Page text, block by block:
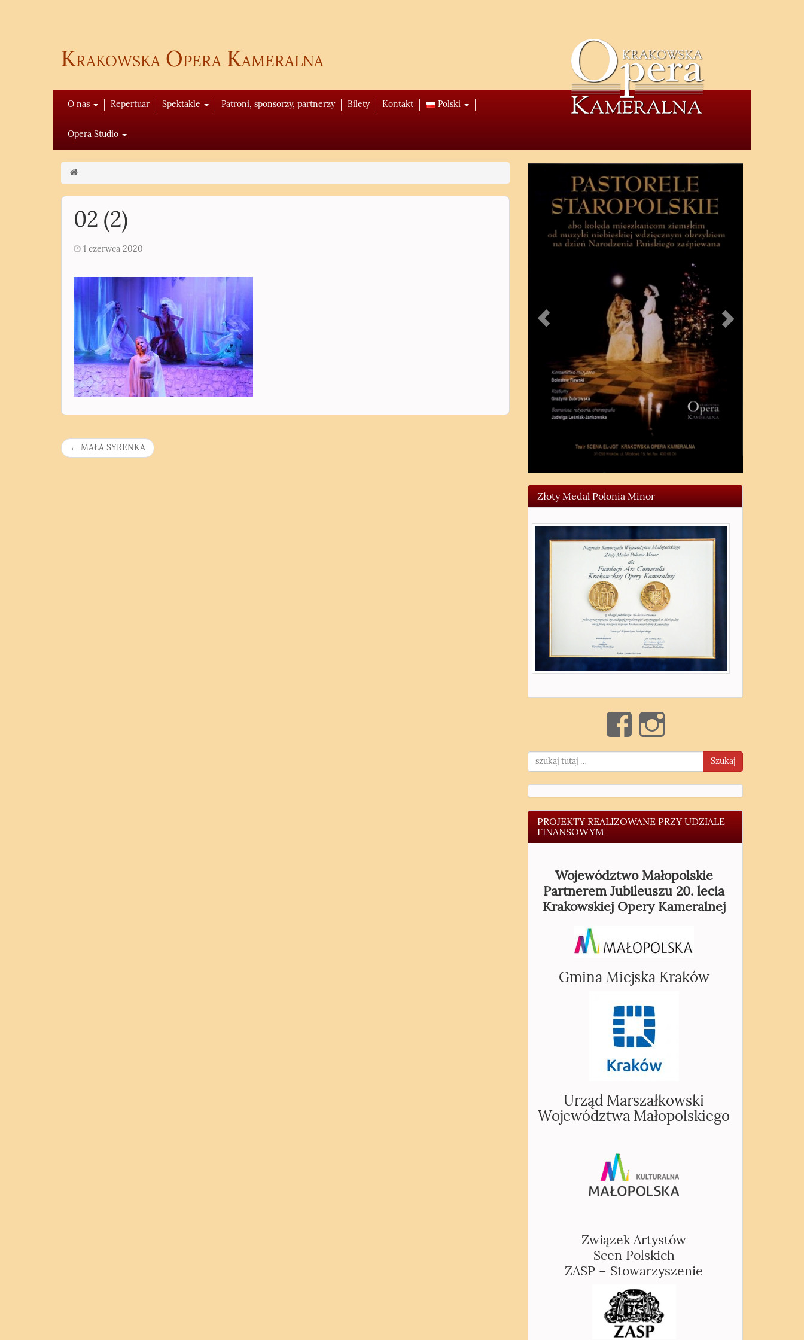
Krakowska Opera Kameralna
O nas Repertuar Spektakle Patroni, sponsorzy, partnerzy Bilety Kontakt Polski
Opera Studio
02 (2)
1 czerwca 2020
N
← MAŁA SYRENKA
Złoty Medal Polonia Minor
Szukaj
PROJEKTY REALIZOWANE PRZY UDZIALE
FINANSOWYM
Województwo Małopolskie
Partnerem Jubileuszu 20. lecia
Krakowskiej Opery Kameralnej
Gmina Miejska Kraków
Urząd Marszałkowski
Województwa Małopolskiego
Związek Artystów
Scen Polskich
ZASP – Stowarzyszenie